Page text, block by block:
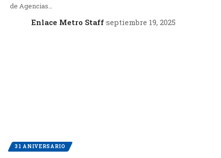
de Agencias…
Enlace Metro Staff septiembre 19, 2025
31 ANIVERSARIO